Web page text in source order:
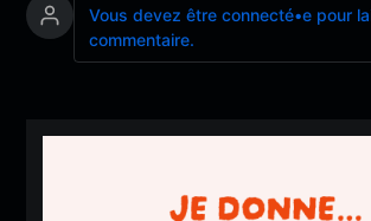
Vous devez être connecté•e pour
commentaire.